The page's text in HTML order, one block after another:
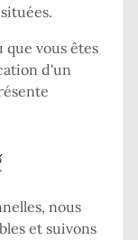
que vous êtes
d'un
nous
et suivons